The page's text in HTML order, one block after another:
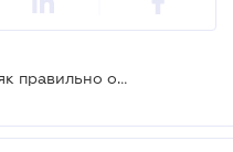
Початок відпустки у вихідний: як правильно оформити